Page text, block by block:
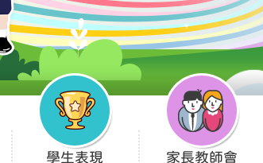
學生表現 家長教師會